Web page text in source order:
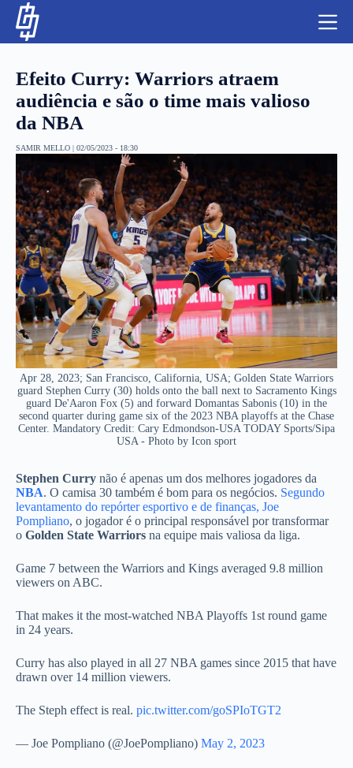
LUTAS E MMA
NFL
MLS
APOSTAS LEGAL
Efeito Curry: Warriors atraem
audiência e são o time mais valioso
da NBA
SAMIR MELLO | 02/05/2023 - 18:30
Apr 28, 2023; San Francisco, California, USA; Golden State Warriors
guard Stephen Curry (30) holds onto the ball next to Sacramento Kings
guard De'Aaron Fox (5) and forward Domantas Sabonis (10) in the
second quarter during game six of the 2023 NBA playoffs at the Chase
Center. Mandatory Credit: Cary Edmondson-USA TODAY Sports/Sipa
USA - Photo by Icon sport
Stephen Curry não é apenas um dos melhores jogadores da
NBA. O camisa 30 também é bom para os negócios. Segundo
levantamento do repórter esportivo e de finanças, Joe
Pompliano, o jogador é o principal responsável por transformar
o Golden State Warriors na equipe mais valiosa da liga.
Game 7 between the Warriors and Kings averaged 9.8 million
viewers on ABC.
That makes it the most-watched NBA Playoffs 1st round game
in 24 years.
Curry has also played in all 27 NBA games since 2015 that have
drawn over 14 million viewers.
The Steph effect is real. pic.twitter.com/goSPIoTGT2
— Joe Pompliano (@JoePompliano) May 2, 2023